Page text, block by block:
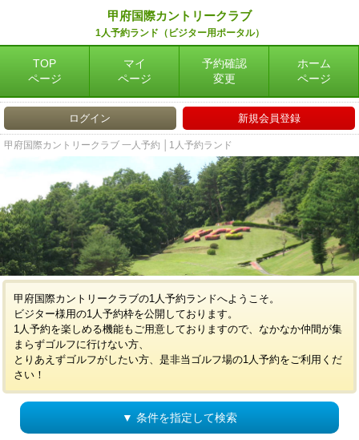
甲府国際カントリークラブ
1人予約ランド（ビジター用ポータル）
TOP
ページ
マイ
ページ
予約確認
変更
ホーム
ページ
ログイン 新規会員登録
甲府国際カントリークラブ 一人予約 │1人予約ランド
甲府国際カントリークラブの1人予約ランドへようこそ。
ビジター様用の1人予約枠を公開しております。
1人予約を楽しめる機能もご用意しておりますので、なかなか仲間が集
まらずゴルフに行けない方、
とりあえずゴルフがしたい方、是非当ゴルフ場の1人予約をご利用くだ
さい！
▼ 条件を指定して検索